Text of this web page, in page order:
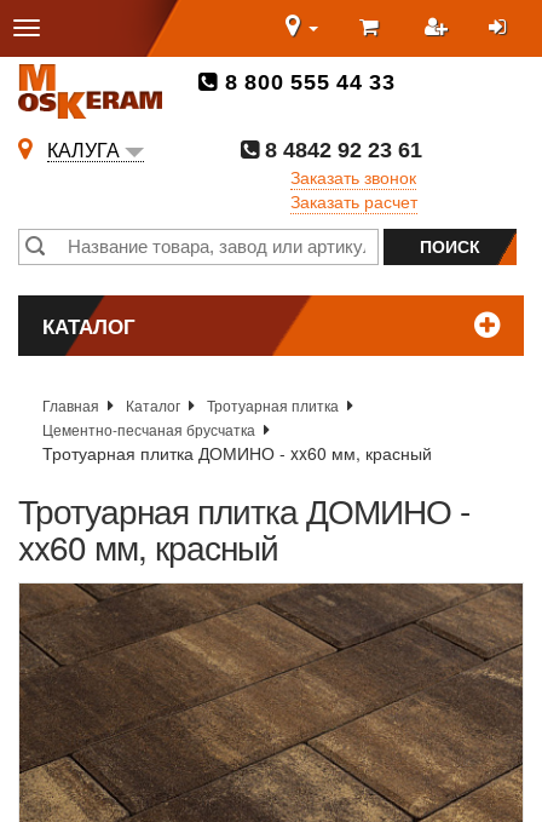
8 800 555 44 33
КАЛУГА
8 4842 92 23 61
Заказать звонок
Заказать расчет
КАТАЛОГ
Главная Каталог
Тротуарная плитка
Цементно-песчаная брусчатка
Тротуарная плитка ДОМИНО - xx60 мм, красный
Тротуарная плитка ДОМИНО -
xx60 мм, красный